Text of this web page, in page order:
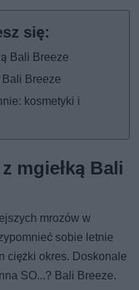
Bali Breeze
Bali Breeze
kosmetyki i
mgiełką Bali
mrozów w
sobie letnie
ciężki okres. Doskonale
SO...? Bali Breeze.